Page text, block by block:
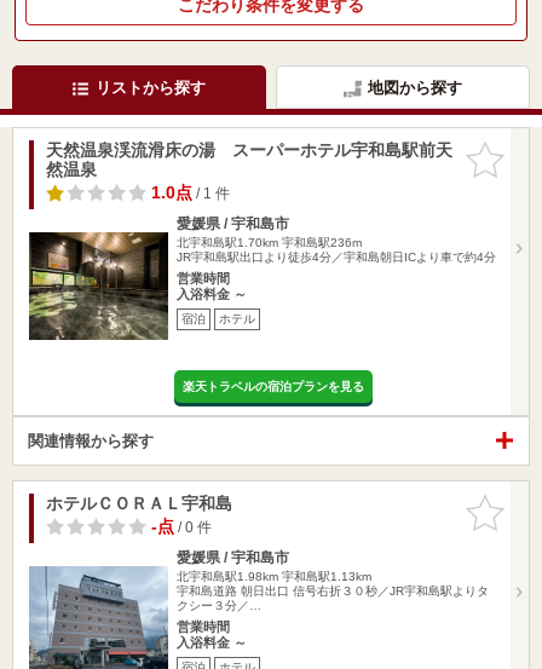
こだわり条件を変更する
リストから探す 地図から探す
お気に入
りに追加
天然温泉渓流滑床の湯 スーパーホテル宇和島駅前天
然温泉
1.0点/ 1 件
愛媛県 / 宇和島市
北宇和島駅1.70km 宇和島駅236m
JR宇和島駅出口より徒歩4分／宇和島朝日ICより車で約4分
営業時間
入浴料金 ～
宿泊 ホテル
楽天トラベルの宿泊プランを見る
関連情報から探す
お気に入
りに追加
ホテルＣＯＲＡＬ宇和島
-点/ 0 件
愛媛県 / 宇和島市
北宇和島駅1.98km 宇和島駅1.13km
宇和島道路 朝日出口 信号右折３０秒／JR宇和島駅よりタ
クシー３分／…
営業時間
入浴料金 ～